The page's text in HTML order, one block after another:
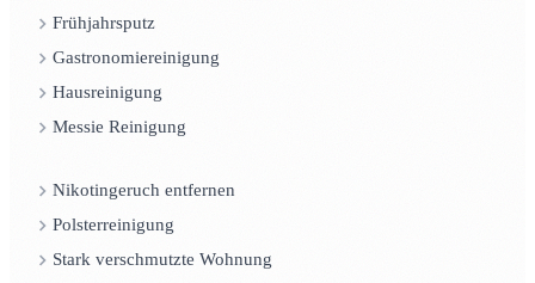
Frühjahrsputz
Gastronomiereinigung
Hausreinigung
Messie Reinigung
Nikotingeruch entfernen
Polsterreinigung
Stark verschmutzte Wohnung